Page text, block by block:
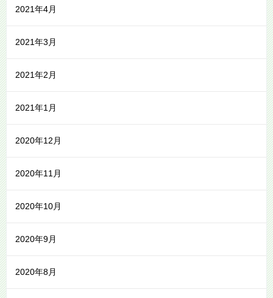
2021年4月
2021年3月
2021年2月
2021年1月
2020年12月
2020年11月
2020年10月
2020年9月
2020年8月